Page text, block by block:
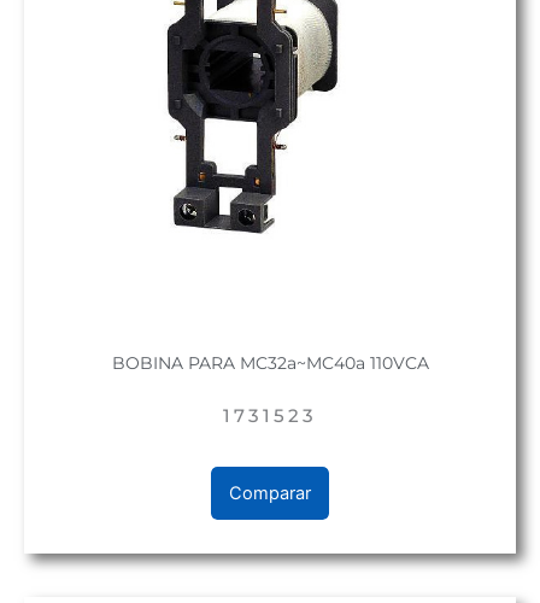
BOBINA PARA MC32a~MC40a 110VCA
1731523
Comparar